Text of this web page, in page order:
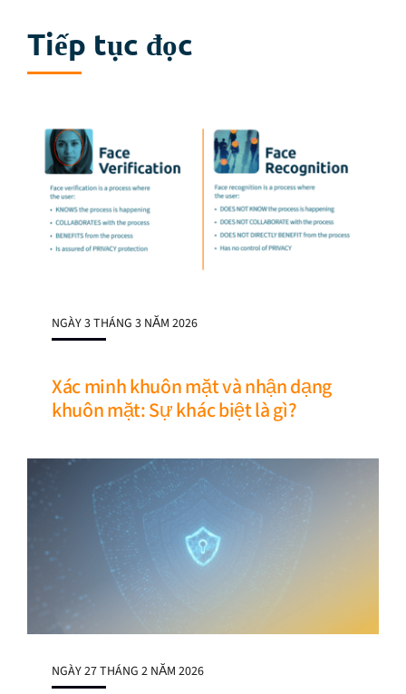
Tiếp tục đọc
NGÀY 3 THÁNG 3 NĂM 2026
Xác minh khuôn mặt và nhận dạng
khuôn mặt: Sự khác biệt là gì?
NGÀY 27 THÁNG 2 NĂM 2026